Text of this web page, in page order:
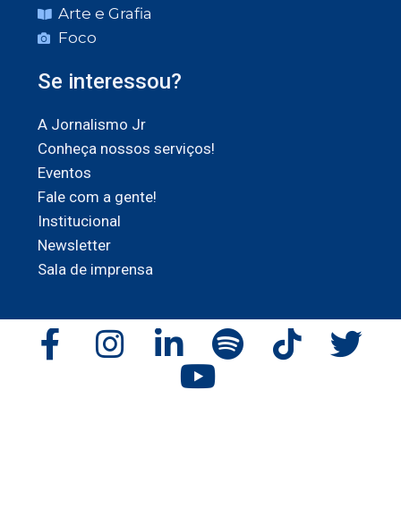
Arte e Grafia
Foco
Se interessou?
A Jornalismo Jr
Conheça nossos serviços!
Eventos
Fale com a gente!
Institucional
Newsletter
Sala de imprensa